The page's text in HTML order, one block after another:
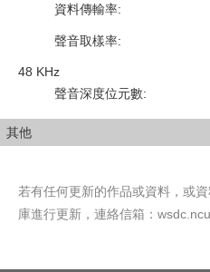
資料傳輸率:
聲音取樣率:
48 KHz
聲音深度位元數:
其他
若有任何更新的作品或資料，或
庫進行更新，連絡信箱：